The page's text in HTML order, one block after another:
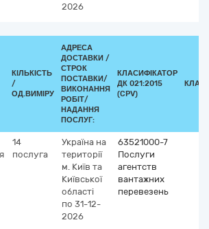
2026
КІЛЬКІСТЬ
/
ОД.ВИМІРУ
АДРЕСА
ДОСТАВКИ /
СТРОК
ПОСТАВКИ/
ВИКОНАННЯ
РОБІТ/
НАДАННЯ
ПОСЛУГ:
КЛАСИФІКАТОР
ДК 021:2015
(CPV)
14
послуга
Україна на
території
м. Київ та
Київської
області
по 31-12-
2026
63521000-7
Послуги
агентств
вантажних
перевезень